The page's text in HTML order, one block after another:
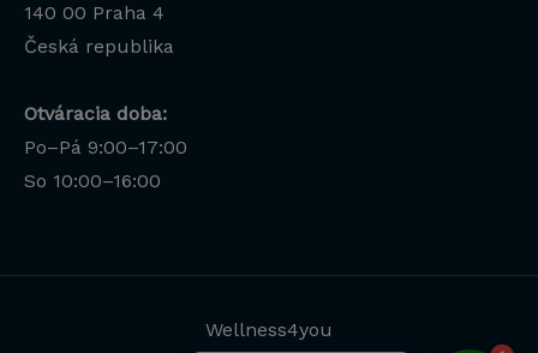
140 00 Praha 4
Česká republika
Otváracia doba:
Po–Pá 9:00–17:00
So 10:00–16:00
Wellness4you
Lucia